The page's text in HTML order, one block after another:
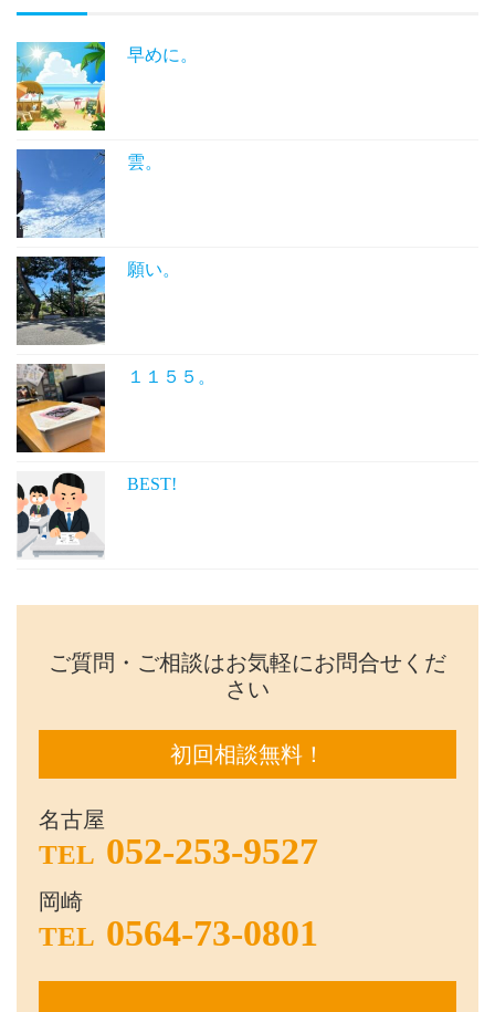
早めに。
雲。
願い。
１１５５。
BEST!
ご質問・ご相談はお気軽にお問合せくだ
さい
初回相談無料！
名古屋
TEL 052-253-9527
岡崎
TEL 0564-73-0801